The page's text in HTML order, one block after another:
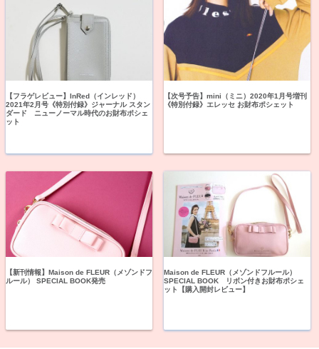
【フラゲレビュー】InRed（インレッド）
2021年2月号《特別付録》ジャーナル スタン
ダード ニューノーマル時代のお財布ポシェ
ット
【次号予告】mini（ミニ）2020年1月号増刊
《特別付録》エレッセ お財布ポシェット
【新刊情報】Maison de FLEUR（メゾンドフ
ルール） SPECIAL BOOK発売
Maison de FLEUR（メゾンドフルール）
SPECIAL BOOK リボン付きお財布ポシェ
ット【購入開封レビュー】